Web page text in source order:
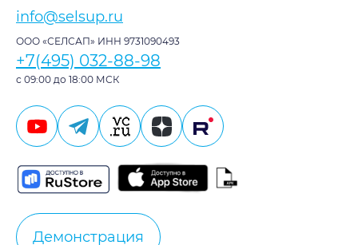
info@selsup.ru
ООО «СЕЛСАП» ИНН 9731090493
+7(495) 032-88-98
с 09:00 до 18:00 МСК
Демонстрация